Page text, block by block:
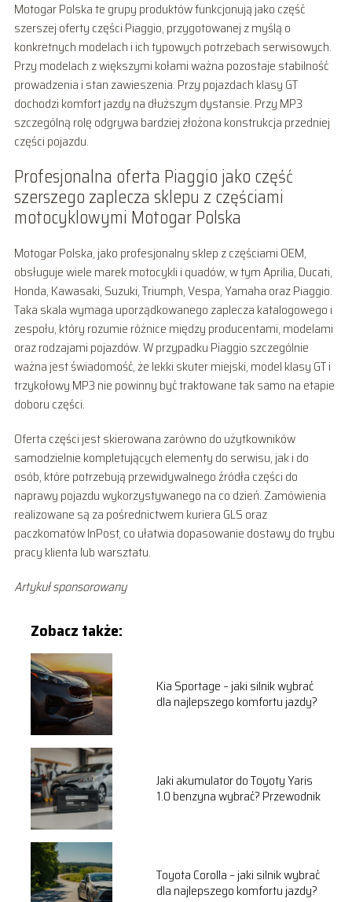
Motogar Polska te grupy produktów funkcjonują jako część
szerszej oferty części Piaggio, przygotowanej z myślą o
konkretnych modelach i ich typowych potrzebach serwisowych.
Przy modelach z większymi kołami ważna pozostaje stabilność
prowadzenia i stan zawieszenia. Przy pojazdach klasy GT
dochodzi komfort jazdy na dłuższym dystansie. Przy MP3
szczególną rolę odgrywa bardziej złożona konstrukcja przedniej
części pojazdu.
Profesjonalna oferta Piaggio jako część
szerszego zaplecza sklepu z częściami
motocyklowymi Motogar Polska
Motogar Polska, jako profesjonalny sklep z częściami OEM,
obsługuje wiele marek motocykli i quadów, w tym Aprilia, Ducati,
Honda, Kawasaki, Suzuki, Triumph, Vespa, Yamaha oraz Piaggio.
Taka skala wymaga uporządkowanego zaplecza katalogowego i
zespołu, który rozumie różnice między producentami, modelami
oraz rodzajami pojazdów. W przypadku Piaggio szczególnie
ważna jest świadomość, że lekki skuter miejski, model klasy GT i
trzykołowy MP3 nie powinny być traktowane tak samo na etapie
doboru części.
Oferta części jest skierowana zarówno do użytkowników
samodzielnie kompletujących elementy do serwisu, jak i do
osób, które potrzebują przewidywalnego źródła części do
naprawy pojazdu wykorzystywanego na co dzień. Zamówienia
realizowane są za pośrednictwem kuriera GLS oraz
paczkomatów InPost, co ułatwia dopasowanie dostawy do trybu
pracy klienta lub warsztatu.
Artykuł sponsorowany
Zobacz także:
Kia Sportage – jaki silnik wybrać
dla najlepszego komfortu jazdy?
Jaki akumulator do Toyoty Yaris
1.0 benzyna wybrać? Przewodnik
Toyota Corolla – jaki silnik wybrać
dla najlepszego komfortu jazdy?